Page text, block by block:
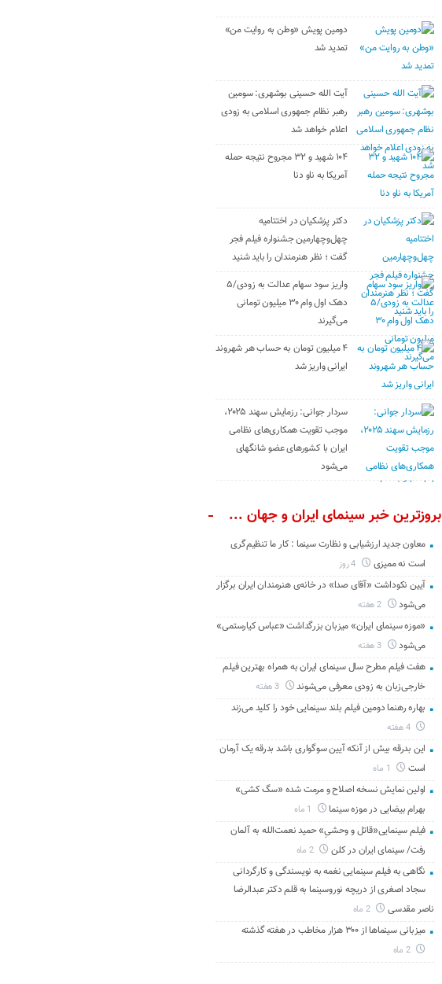
دومین پویش «وطن به روایت من»
تمدید شد
آیت الله حسینی بوشهری: سومین
رهبر نظام جمهوری اسلامی به زودی
اعلام خواهد شد
۱۰۴ شهید و ۳۲ مجروح نتیجه حمله
آمریکا به ناو دنا
دکتر پزشکیان در اختتامیه
چهل‌وچهارمین جشنواره فیلم فجر
گفت ؛ نظر هنرمندان را باید شنید
واریز سود سهام عدالت به زودی/۵
دهک اول وام ۳۰ میلیون تومانی
می‌گیرند
۴ میلیون تومان به حساب هر شهروند
ایرانی واریز شد
سردار جوانی: رزمایش سهند ۲۰۲۵،
موجب تقویت همکاری‌های نظامی
ایران با کشور‌های عضو شانگهای
می‌شود
بروزترین خبر سینمای ایران و جهان ...
معاون جدید ارزشیابی و نظارت سینما : کار ما تنظیم‌گری
است نه ممیزی
آیین نکوداشت «آقای صدا» در خانه‌ی هنرمندان ایران برگزار
می‌شود
2 هفته
«موزه سینمای ایران» میزبان بزرگداشت «عباس کیارستمی»
می‌شود
3 هفته
هفت فیلم مطرح سال سینمای ایران به همراه بهترین فیلم
خارجی‌زبان به زودی معرفی می‌شوند
3 هفته
بهاره رهنما دومین فیلم بلند سینمایی خود را کلید می‌زند
4 هفته
این بدرقه بیش از آنکه آیین سوگواری باشد بدرقه یک آرمان
است
اولین نمایش نسخه اصلاح و مرمت شده «سگ کشی»
بهرام بیضایی در موزه سینما
فیلم سینمایی«قاتل و وحشیِ» حمید نعمت‌الله به آلمان
رفت/ سینمای ایران در کلن
2 ماه
نگاهی به فیلم سینمایی نغمه به نویسندگی و کارگردانی
سجاد اصغری از دریچه نوروسینما به قلم دکتر عبدالرضا
ناصر مقدسی
2 ماه
میزبانی سینماها از ۳۰۰ هزار مخاطب در هفته گذشته
2 ماه